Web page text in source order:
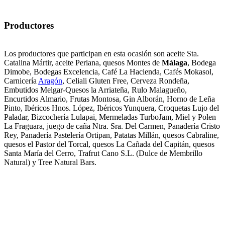
Productores
Los productores que participan en esta ocasión son aceite Sta.
Catalina Mártir, aceite Periana, quesos Montes de Málaga, Bodega
Dimobe, Bodegas Excelencia, Café La Hacienda, Cafés Mokasol,
Carnicería Aragón, Celiali Gluten Free, Cerveza Rondeña,
Embutidos Melgar-Quesos la Arriateña, Rulo Malagueño,
Encurtidos Almario, Frutas Montosa, Gin Alborán, Horno de Leña
Pinto, Ibéricos Hnos. López, Ibéricos Yunquera, Croquetas Lujo del
Paladar, Bizcochería Lulapai, Mermeladas TurboJam, Miel y Polen
La Fraguara, juego de caña Ntra. Sra. Del Carmen, Panadería Cristo
Rey, Panadería Pastelería Ortipan, Patatas Millán, quesos Cabraline,
quesos el Pastor del Torcal, quesos La Cañada del Capitán, quesos
Santa María del Cerro, Trafrut Cano S.L. (Dulce de Membrillo
Natural) y Tree Natural Bars.